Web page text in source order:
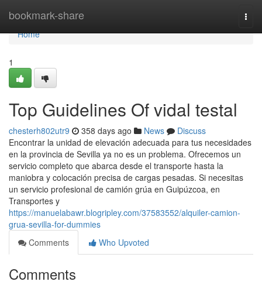
bookmark-share
Home
Home
1
Top Guidelines Of vidal testal
chesterh802utr9 358 days ago News
Discuss
Encontrar la unidad de elevación adecuada para tus necesidades
en la provincia de Sevilla ya no es un problema. Ofrecemos un
servicio completo que abarca desde el transporte hasta la
maniobra y colocación precisa de cargas pesadas. Si necesitas
un servicio profesional de camión grúa en Guipúzcoa, en
Transportes y
https://manuelabawr.blogripley.com/37583552/alquiler-camion-
grua-sevilla-for-dummies
Comments
Who Upvoted
Comments